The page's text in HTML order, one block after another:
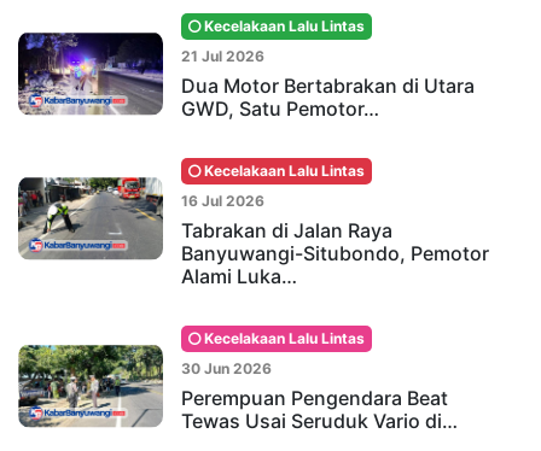
Kecelakaan Lalu Lintas
21 Jul 2026
Dua Motor Bertabrakan di Utara
GWD, Satu Pemotor…
Kecelakaan Lalu Lintas
16 Jul 2026
Tabrakan di Jalan Raya
Banyuwangi-Situbondo, Pemotor
Alami Luka…
Kecelakaan Lalu Lintas
30 Jun 2026
Perempuan Pengendara Beat
Tewas Usai Seruduk Vario di…